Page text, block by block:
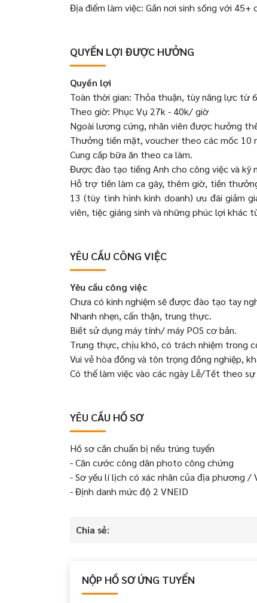
Địa điểm làm việc: Gần nơi sinh sống với
QUYỀN LỢI ĐƯỢC HƯỞNG
Quyền lợi
Toàn thời gian: Thỏa thuận, tùy năng lực từ
Theo giờ: Phục Vụ 27k - 40k/ giờ
Ngoài lương cứng, nhân viên được hưởng
Thưởng tiền mặt, voucher theo các mốc 10
Cung cấp bữa ăn theo ca làm.
Được đào tạo tiếng Anh cho công việc và kỹ
Hỗ trợ tiền làm ca gãy, thêm giờ, tiền
13 (tùy tình hình kinh doanh) ưu đãi giảm
viên, tiệc giáng sinh và những phúc lợi khác
YÊU CẦU CÔNG VIỆC
Yêu cầu công việc
Chưa có kinh nghiệm sẽ được đào tạo tay
Nhanh nhẹn, cẩn thận, trung thực.
Biết sử dụng máy tính/ máy POS cơ bản.
Trung thực, chịu khó, có trách nhiệm trong
Vui vẻ hòa đồng và tôn trọng đồng nghiệp,
Có thể làm việc vào các ngày Lễ/Tết theo
YÊU CẦU HỒ SƠ
Hồ sơ cần chuẩn bị nếu trúng tuyển
- Căn cước công dân photo công chứng
- Sơ yếu lí lịch có xác nhân của địa phương /
- Định danh mức độ 2 VNEID
Chia sẻ:
NỘP HỒ SƠ ỨNG TUYỂN